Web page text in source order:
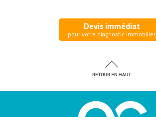
Devis immédiat
pour votre diagnostic immobilier